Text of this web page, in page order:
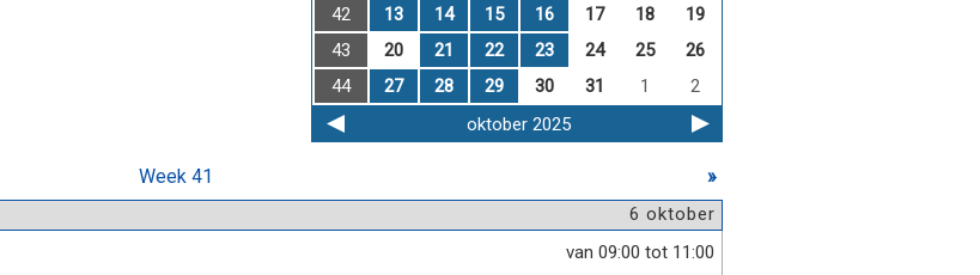
42
13 14 15 16 17 18
19
43
20 21 22 23 24 25
26
44
27 28 29 30 31 1
2
oktober 2025
Week 41 »
6 oktober
van 09:00 tot 11:00